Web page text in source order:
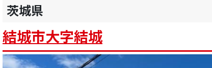
茨城県
結城市大字結城